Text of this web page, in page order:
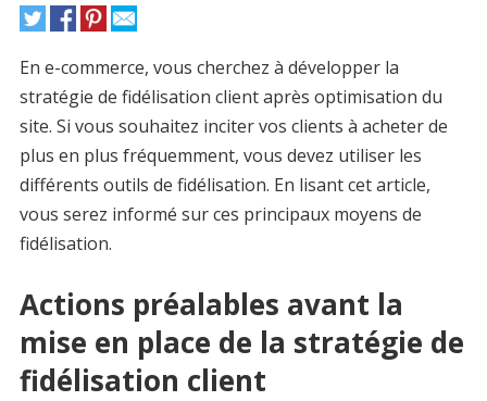
En e-commerce, vous cherchez à développer la
stratégie de fidélisation client après optimisation du
site. Si vous souhaitez inciter vos clients à acheter de
plus en plus fréquemment, vous devez utiliser les
différents outils de fidélisation. En lisant cet article,
vous serez informé sur ces principaux moyens de
fidélisation.
Actions préalables avant la
mise en place de la stratégie de
fidélisation client